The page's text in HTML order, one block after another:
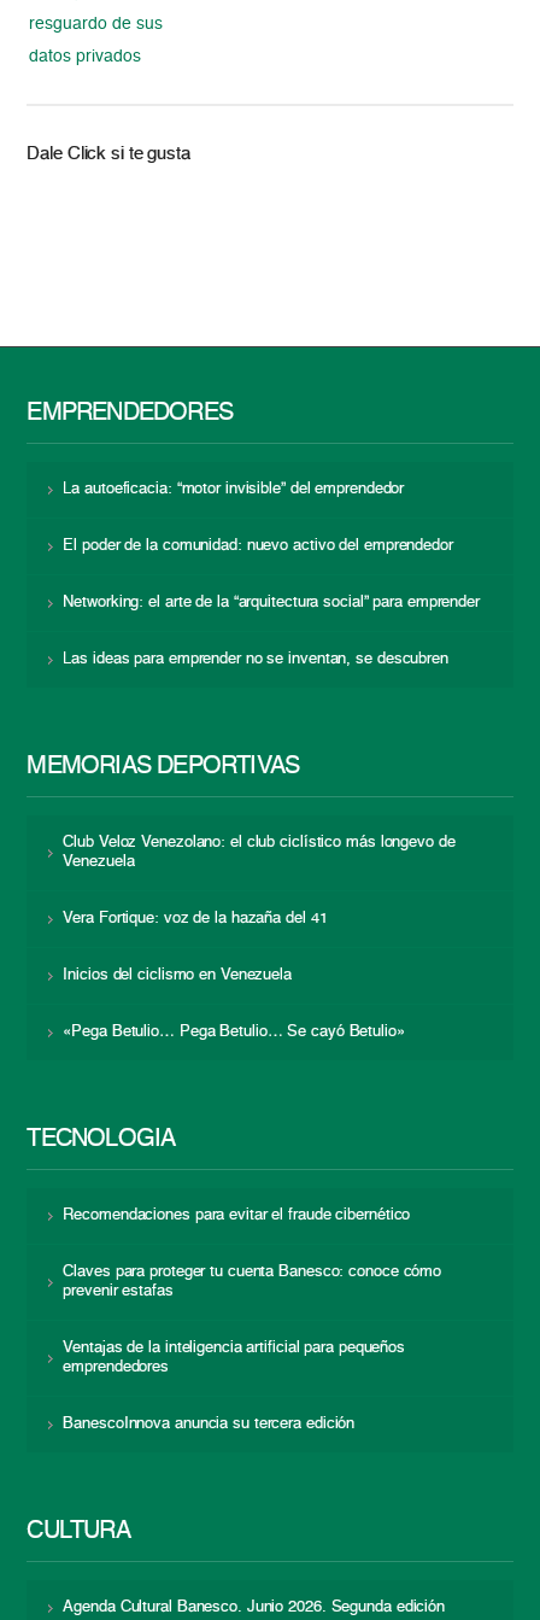
resguardo de sus
datos privados
Dale Click si te gusta
EMPRENDEDORES
La autoeficacia: “motor invisible” del emprendedor
El poder de la comunidad: nuevo activo del emprendedor
Networking: el arte de la “arquitectura social” para emprender
Las ideas para emprender no se inventan, se descubren
MEMORIAS DEPORTIVAS
Club Veloz Venezolano: el club ciclístico más longevo de
Venezuela
Vera Fortique: voz de la hazaña del 41
Inicios del ciclismo en Venezuela
«Pega Betulio… Pega Betulio… Se cayó Betulio»
TECNOLOGÍA
Recomendaciones para evitar el fraude cibernético
Claves para proteger tu cuenta Banesco: conoce cómo
prevenir estafas
Ventajas de la inteligencia artificial para pequeños
emprendedores
BanescoInnova anuncia su tercera edición
CULTURA
Agenda Cultural Banesco. Junio 2026. Segunda edición